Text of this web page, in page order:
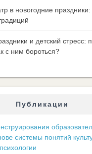
в новогодние праздники:
и детский стресс:
с ним бороться?
Публикации
системы понятий